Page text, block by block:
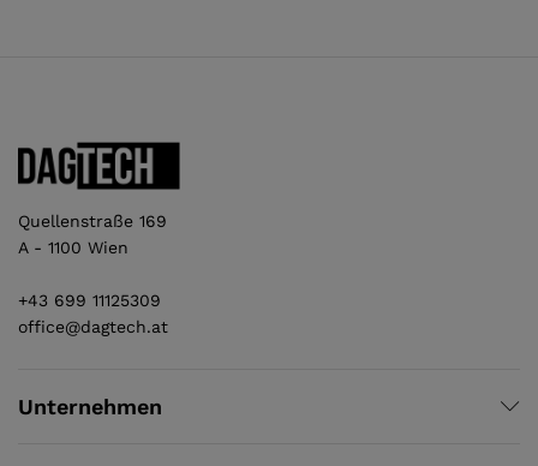
Quellenstraße 169
A - 1100 Wien
+43 699 11125309
office@dagtech.at
Unternehmen